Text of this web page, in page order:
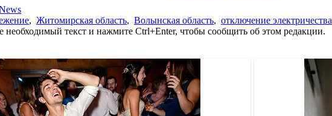
, Житомирская область, Волынская область, отключение электричества
текст и нажмите Ctrl+Enter, чтобы сообщить об этом редакции.